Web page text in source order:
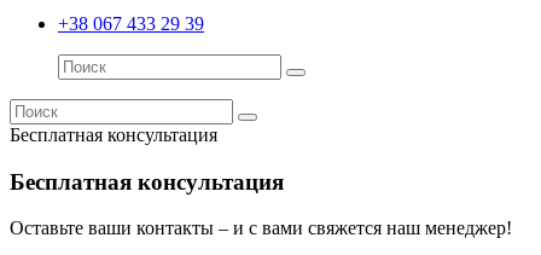
+38 067 433 29 39
Бесплатная консультация
Бесплатная консультация
Оставьте ваши контакты – и с вами свяжется наш менеджер!